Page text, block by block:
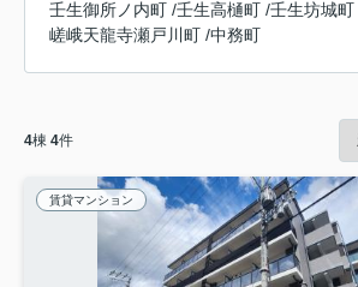
壬生御所ノ内町 /壬生高樋町 /壬生坊城町
嵯峨天龍寺瀬戸川町 /中務町
4棟 4件
賃貸マンション